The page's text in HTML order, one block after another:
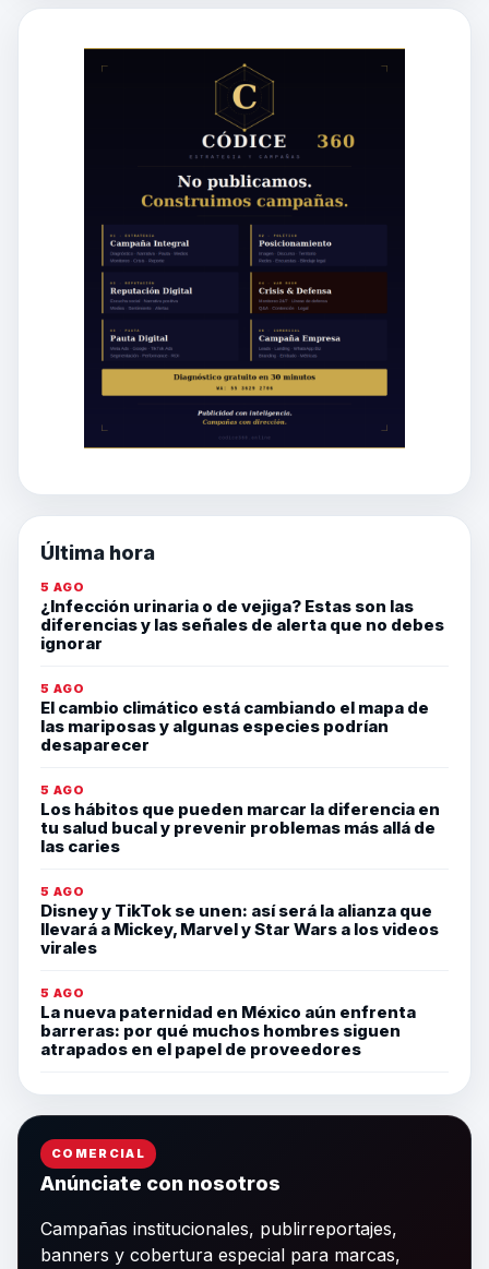
Última hora
5 AGO
¿Infección urinaria o de vejiga? Estas son las
diferencias y las señales de alerta que no debes
ignorar
5 AGO
El cambio climático está cambiando el mapa de
las mariposas y algunas especies podrían
desaparecer
5 AGO
Los hábitos que pueden marcar la diferencia en
tu salud bucal y prevenir problemas más allá de
las caries
5 AGO
Disney y TikTok se unen: así será la alianza que
llevará a Mickey, Marvel y Star Wars a los videos
virales
5 AGO
La nueva paternidad en México aún enfrenta
barreras: por qué muchos hombres siguen
atrapados en el papel de proveedores
COMERCIAL
Anúnciate con nosotros
Campañas institucionales, publirreportajes,
banners y cobertura especial para marcas,